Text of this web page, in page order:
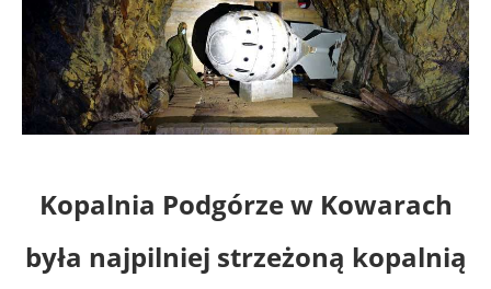
Kopalnia Podgórze w Kowarach
była najpilniej strzeżoną kopalnią